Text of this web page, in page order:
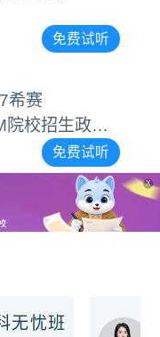
免费试听
希赛
院校招生政策
免费试听
X
无忧班